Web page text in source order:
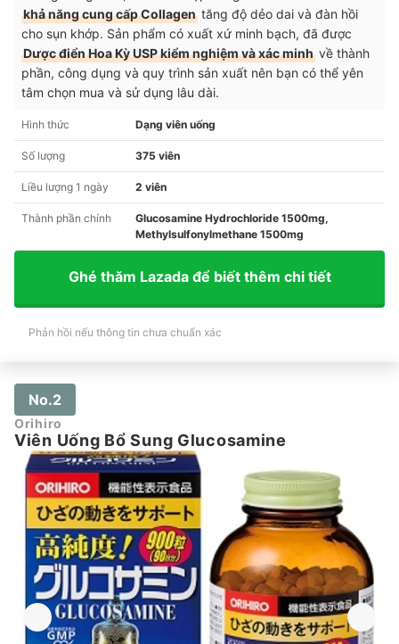
khả năng cung cấp Collagen tăng độ dẻo dai và đàn hồi
cho sụn khớp. Sản phẩm có xuất xứ minh bạch, đã được
Dược điển Hoa Kỳ USP kiểm nghiệm và xác minh về thành
phần, công dụng và quy trình sản xuất nên bạn có thể yên
tâm chọn mua và sử dụng lâu dài.
Hình thức Dạng viên uống
Số lượng 375 viên
Liều lượng 1 ngày 2 viên
Thành phần chính
Glucosamine Hydrochloride 1500mg,
Methylsulfonylmethane 1500mg
Ghé thăm Lazada để biết thêm chi tiết
Phản hồi nếu thông tin chưa chuẩn xác
No.2
Orihiro
Viên Uống Bổ Sung Glucosamine